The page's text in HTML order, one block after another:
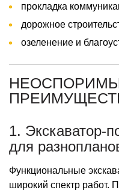
прокладка
дорожное
озеленение и
1. Экскаватор-
для
Функциональные
широкий спектр работ.